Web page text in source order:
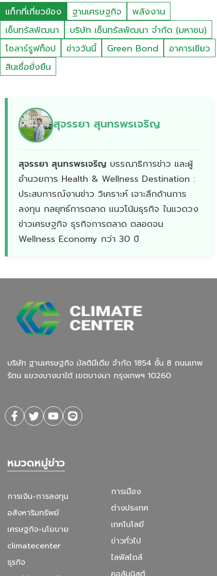
แท็กที่เกี่ยวข้อง ฐานเศรษฐกิจ
พลังงาน
เซ็นทรัลพัฒนา
บริษัท เซ็นทรัลพัฒนา จำกัด (มหาชน)
โซลาร์รูฟท็อป
ข่าววันนี้ Green Bond
อาคารเขียว
สินเชื่อยั่งยืน
สุจรรยา สุนทรพรเจริญ
สุจรรยา สุนทรพรเจริญ บรรณาธิการข่าว และผู้
อำนวยการ Health & Wellness Destination :
ประสบการณ์งานข่าว วิเคราะห์ เจาะลึกด้านการ
ลงทุน กลยุทธ์การตลาด แนวโน้มธุรกิจ ในแวดวง
ข่าวเศรษฐกิจ ธุรกิจการตลาด ตลอดจน
Wellness Economy กว่า 30 ปี
บริษัท ฐานเศรษฐกิจ มัลติมีเดีย จํากัด 1854 ชั้น 8 ถนนเทพ
รัตน แขวงบางนาใต้ เขตบางนา กรุงเทพฯ 10260
หมวดหมู่ข่าว
การเงิน-การลงทุน
อสังหาริมทรัพย์
เศรษฐกิจ-นโยบาย
climatecenter
ธุรกิจ
การเมือง
ต่างประเทศ
เทคโนโลยี
ข่าวทั่วไป
ไลฟ์สไตล์